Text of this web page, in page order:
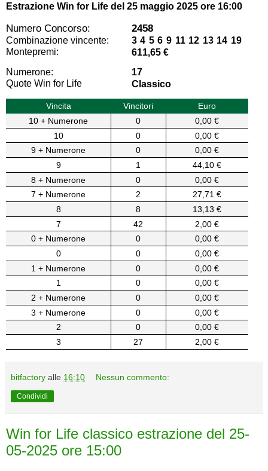
Estrazione Win for Life del 25 maggio 2025 ore 16:00
Numero Concorso: 2458
Combinazione vincente:
3 4 5 6 9 11 12 13 14 19
Montepremi:
611,65 €
Numerone:
17
Quote Win for Life
Classico
Vincita Vincitori
Euro
10 + Numerone
0
0,00 €
10
0
0,00 €
9 + Numerone
0
0,00 €
9
1
44,10 €
8 + Numerone
0
0,00 €
7 + Numerone
2
27,71 €
8
8
13,13 €
7
42
2,00 €
0 + Numerone
0
0,00 €
0
0
0,00 €
1 + Numerone
0
0,00 €
1
0
0,00 €
2 + Numerone
0
0,00 €
3 + Numerone
0
0,00 €
2
0
0,00 €
3
27 2,00 €
bitfactory alle 16:10 Nessun commento:
Condividi
Win for Life classico estrazione del 25-
05-2025 ore 15:00